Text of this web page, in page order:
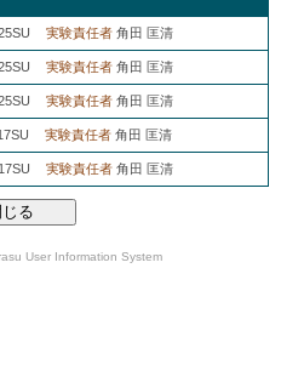
実験責任者 角田 匡清
実験責任者 角田 匡清
実験責任者 角田 匡清
実験責任者 角田 匡清
実験責任者 角田 匡清
User Information System